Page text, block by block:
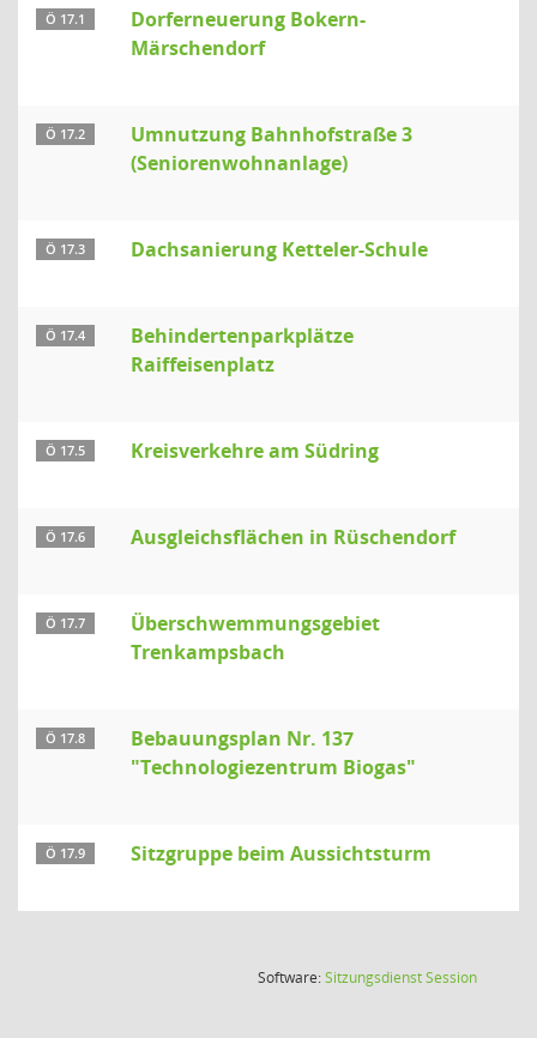
Ö 17.1
Dorferneuerung Bokern-
Märschendorf
Ö 17.2
Umnutzung Bahnhofstraße 3
(Seniorenwohnanlage)
Ö 17.3 Dachsanierung Ketteler-Schule
Ö 17.4
Behindertenparkplätze
Raiffeisenplatz
Ö 17.5 Kreisverkehre am Südring
Ö 17.6 Ausgleichsflächen in Rüschendorf
Ö 17.7
Überschwemmungsgebiet
Trenkampsbach
Ö 17.8
Bebauungsplan Nr. 137
"Technologiezentrum Biogas"
Ö 17.9 Sitzgruppe beim Aussichtsturm
Software:SitzungsdienstSession(Wird in